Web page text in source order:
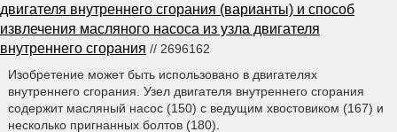
двигателя внутреннего сгорания (варианты) и способ
извлечения масляного насоса из узла двигателя
внутреннего сгорания // 2696162
Изобретение может быть использовано в двигателях
внутреннего сгорания. Узел двигателя внутреннего сгорания
содержит масляный насос (150) с ведущим хвостовиком (167) и
несколько пригнанных болтов (180).